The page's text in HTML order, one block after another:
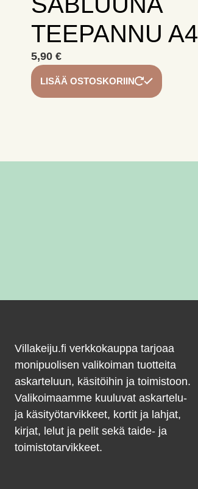
TEEPANNU A4
5,90 €
LISÄÄ OSTOSKORIIN
Villakeiju.fi verkkokauppa tarjoaa
monipuolisen valikoiman tuotteita
askarteluun, käsitöihin ja toimistoon.
Valikoimaamme kuuluvat askartelu-
ja käsityötarvikkeet, kortit ja lahjat,
kirjat, lelut ja pelit sekä taide- ja
toimistotarvikkeet.